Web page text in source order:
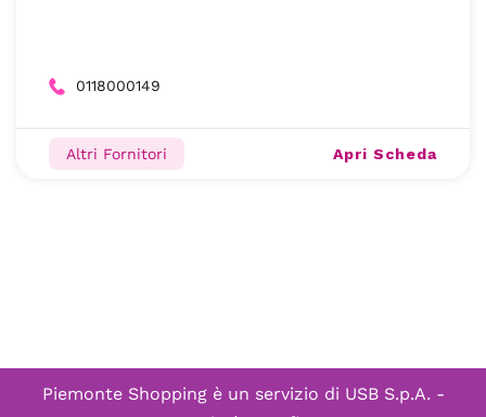
0118000149
Altri Fornitori Apri Scheda
Piemonte Shopping è un servizio di USB S.p.A. -